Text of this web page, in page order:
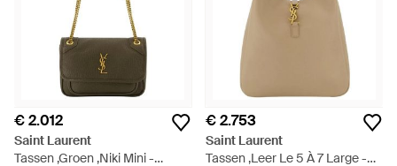
€ 2.012
Saint Laurent
Tassen ,Groen ,Niki Mini -
€ 2.753
Saint Laurent
Tassen ,Leer Le 5 À 7 Large -